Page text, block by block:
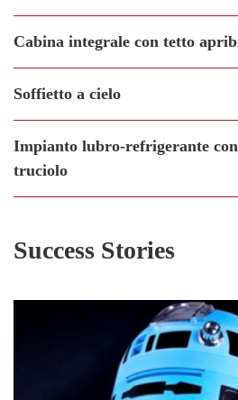
Cabina integrale con tetto
Soffietto a cielo
Impianto lubro-refrigerante
truciolo
Success Stories